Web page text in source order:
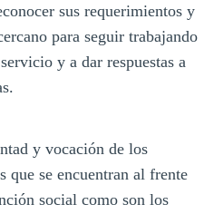
sus requerimientos y
para seguir trabajando
y a dar respuestas a
y vocación de los
que se encuentran al frente
social como son los